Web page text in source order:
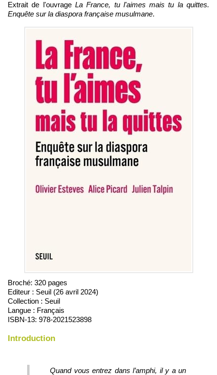
Extrait de l'ouvrage La France, tu l'aimes mais tu la quittes.
Enquête sur la diaspora française musulmane.
Broché: 320 pages
Editeur : Seuil (26 avril 2024)
Collection : Seuil
Langue : Français
ISBN-13: 978-2021523898
Introduction
Quand vous entrez dans l’amphi, il y a un